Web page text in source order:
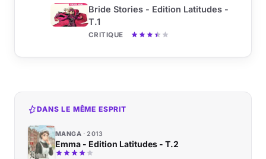
Bride Stories - Edition Latitudes -
T.1
CRITIQUE
DANS LE MÊME ESPRIT
MANGA 2013
Emma - Edition Latitudes - T.2